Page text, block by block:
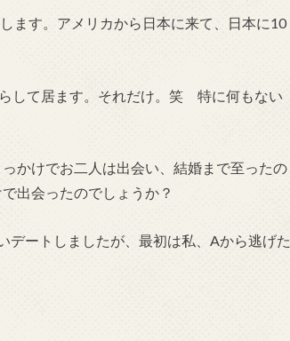
ます。アメリカから日本に来て、日本に10
して居ます。それだけ。笑 特に何もない
かけでお二人は出会い、結婚まで至ったの
出会ったのでしょうか？
デートしましたが、最初は私、Aから逃げた